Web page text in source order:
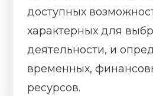
доступных
характерных для
деятельности, и
временных,
ресурсов.